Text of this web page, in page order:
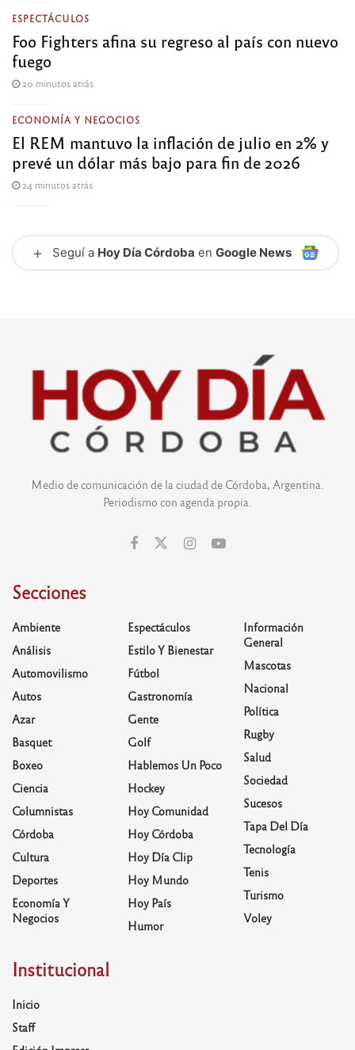
ESPECTÁCULOS
Foo Fighters afina su regreso al país con nuevo
fuego
20 minutos atrás
ECONOMÍA Y NEGOCIOS
El REM mantuvo la inflación de julio en 2% y
prevé un dólar más bajo para fin de 2026
24 minutos atrás
+ Seguí a Hoy Día Córdoba en Google News
Medio de comunicación de la ciudad de Córdoba, Argentina.
Periodismo con agenda propia.
Secciones
Ambiente
Análisis
Automovilismo
Autos
Azar
Basquet
Boxeo
Ciencia
Columnistas
Córdoba
Cultura
Deportes
Economía Y
Negocios
Espectáculos
Estilo Y Bienestar
Fútbol
Gastronomía
Gente
Golf
Hablemos Un Poco
Hockey
Hoy Comunidad
Hoy Córdoba
Hoy Día Clip
Hoy Mundo
Hoy País
Humor
Información
General
Mascotas
Nacional
Política
Rugby
Salud
Sociedad
Sucesos
Tapa Del Día
Tecnología
Tenis
Turismo
Voley
Institucional
Inicio
Staff